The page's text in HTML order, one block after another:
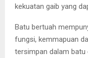
kekuatan gaib yang
Batu bertuah
fungsi, kemmapuan
tersimpan dalam batu